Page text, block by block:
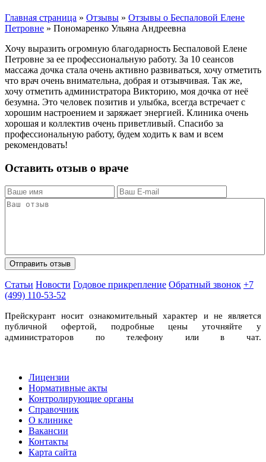
Главная страница » Отзывы » Отзывы о Беспаловой Елене
Петровне » Пономаренко Ульяна Андреевна
Хочу выразить огромную благодарность Беспаловой Елене
Петровне за ее профессиональную работу. За 10 сеансов
массажа дочка стала очень активно развиваться, хочу отметить
что врач очень внимательна, добрая и отзывчивая. Так же,
хочу отметить администратора Викторию, моя дочка от неё
безумна. Это человек позитив и улыбка, всегда встречает с
хорошим настроением и заряжает энергией. Клиника очень
хорошая и коллектив очень приветливый. Спасибо за
профессиональную работу, будем ходить к вам и всем
рекомендовать!
Оставить отзыв о враче
Статьи Новости Годовое прикрепление Обратный звонок +7
(499) 110-53-52
Прейскурант носит ознакомительный характер и не является
публичной офертой, подробные цены уточняйте у
администраторов по телефону или в чат.
Лицензии
Нормативные акты
Контролирующие органы
Справочник
О клинике
Вакансии
Контакты
Карта сайта